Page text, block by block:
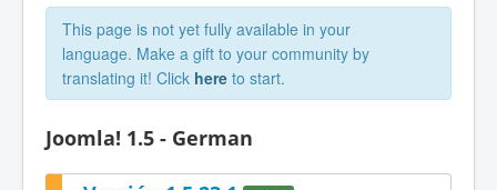
This page is not yet fully available in your
language. Make a gift to your community by
translating it! Click here to start.
Joomla! 1.5 - German